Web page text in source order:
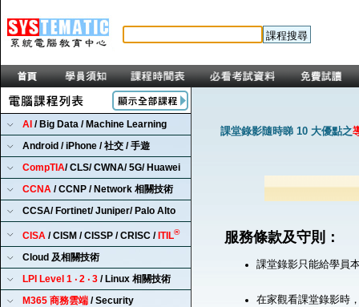
AI / Big Data / Machine Learning
Android / iPhone / 社交 / 手遊
CompTIA/ CLS/ CWNA/ 5G/ Huawei
CCNA / CCNP / Network 相關技術
CCSA/ Fortinet/ Juniper/ Palo Alto
CISA / CISM / CISSP / CRISC / ITIL®
Cloud 及相關技術
LPI Level 1 ‧ 2 ‧ 3 / Linux 相關技術
M365 商務雲端 / Security
課堂錄影隨時睇 10 大優點之
服務條款及守則：
課堂錄影只能給學員
在家觀看課堂錄影時